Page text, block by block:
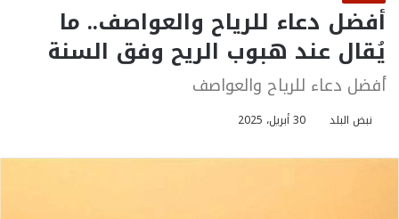
أفضل دعاء للرياح والعواصف.. ما
يُقال عند هبوب الريح وفق السنة
أفضل دعاء للرياح والعواصف
نبض البلد 30 أبريل، 2025